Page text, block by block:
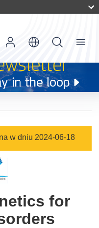
Menu
w dniu 2024-06-18
for